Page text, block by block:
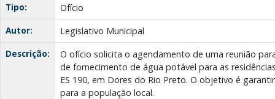
Tipo:
Ofício
Autor:
Legislativo Municipal
Descrição:
O ofício solicita o agendamento de uma reunião
de fornecimento de água potável para as
ES 190, em Dores do Rio Preto. O objetivo é
para a população local.